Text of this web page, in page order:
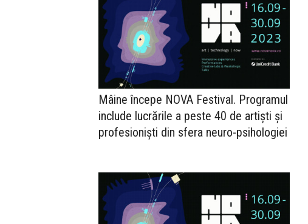
Mâine începe NOVA Festival. Programul
include lucrările a peste 40 de artiști și
profesioniști din sfera neuro-psihologiei